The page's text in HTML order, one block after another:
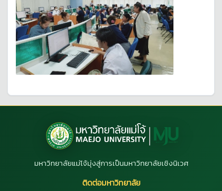
มหาวิทยาลัยแม่โจ้มุ่งสู่การเป็นมหาวิทยาลัยเชิงนิเวศ
ติดต่อมหาวิทยาลัย